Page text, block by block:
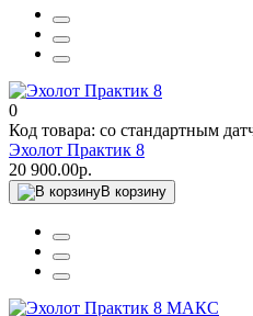
0
Код товара: со стандартным
Эхолот Практик 8
20 900.00р.
В корзину